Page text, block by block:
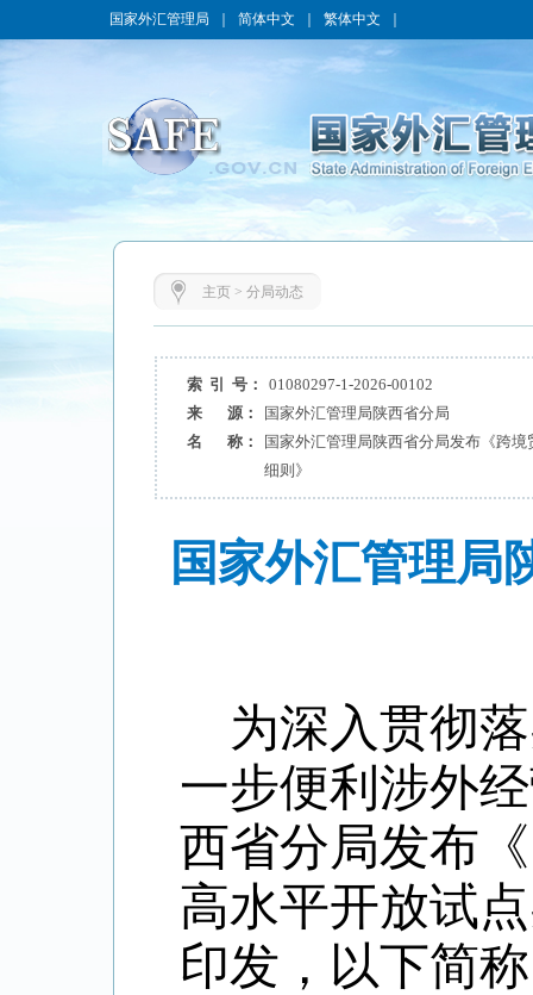
国家外汇管理局 简体中文 繁体中文
主页> 分局动态
索 引 号：
01080297-1-2026-00102
来 源：
国家外汇管理局陕西省分局
名 称：
国家外汇管理局陕西省分局发布《跨
细则》
国家外汇管理局
为深入贯彻
一步便利 涉外
西省分局发布
高水平开放试
印发，以下简